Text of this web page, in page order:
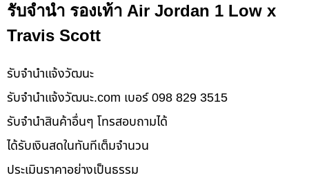
รับจำนำ รองเท้า Air Jordan 1 Low x
Travis Scott
รับจํานําแจ้งวัฒนะ
รับจํานําแจ้งวัฒนะ.com เบอร์ 098 829 3515
รับจำนำสินค้าอื่นๆ โทรสอบถามได้
ได้รับเงินสดในทันทีเต็มจำนวน
ประเมินราคาอย่างเป็นธรรม